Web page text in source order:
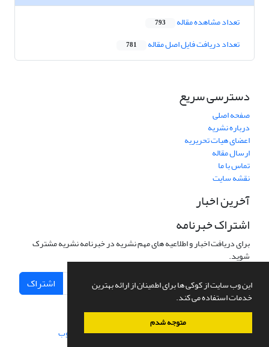
این وب سایت از کوکی ها برای اطمینان از ارائه بهترین
خدمات استفاده می کند.
متوجه شدم
تعداد مشاهده مقاله 793
تعداد دریافت فایل اصل مقاله 781
دسترسی سریع
صفحه اصلی
درباره نشریه
اعضای هیات تحریریه
ارسال مقاله
تماس با ما
نقشه سایت
آخرین اخبار
اشتراک خبرنامه
برای دریافت اخبار و اطلاعیه های مهم نشریه در خبرنامه نشریه مشترک
شوید.
اشتراک
سامانه مدیریت نشریات علمی.طراحی و پیاده سازی از سیناوب